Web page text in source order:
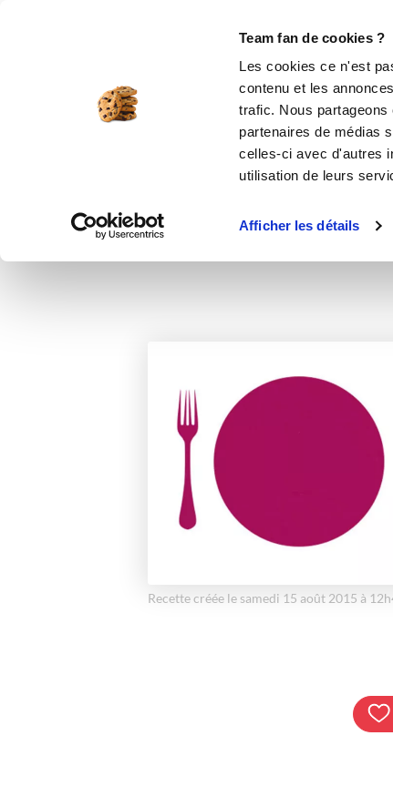
Team fan de cookies ?
Les cookies ce n'est
contenu et les
trafic. Nous
partenaires de médias
celles-ci avec d'autres
utilisation de leurs
Afficher les détails
Recette créée le samedi 15 août 2015 à